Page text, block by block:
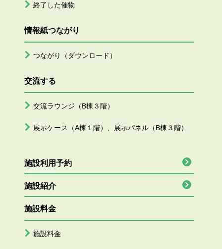
終了した催物
情報紙つながり
つながり（ダウンロード）
交流する
交流ラウンジ（B棟３階）
展示ケース（A棟１階）、展示パネル（B棟３階）
施設利用予約
施設紹介
施設料金
施設料金